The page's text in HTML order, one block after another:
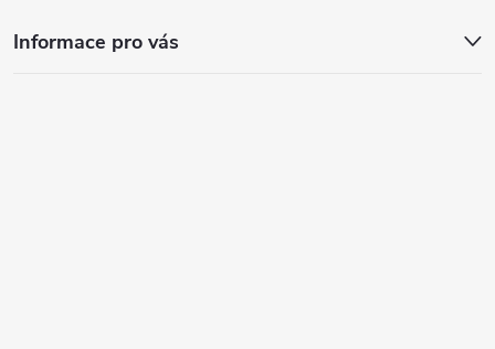
Informace pro vás